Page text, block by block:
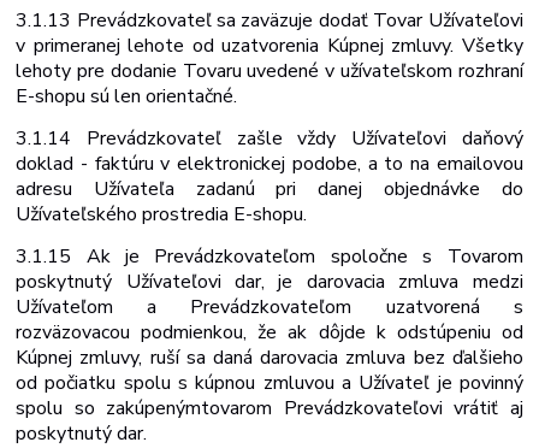
3.1.13 Prevádzkovateľ sa zaväzuje dodať Tovar Užívateľovi
v primeranej lehote od uzatvorenia Kúpnej zmluvy. Všetky
lehoty pre dodanie Tovaru uvedené v užívateľskom rozhraní
E-shopu sú len orientačné.
3.1.14 Prevádzkovateľ zašle vždy Užívateľovi daňový
doklad - faktúru v elektronickej podobe, a to na emailovou
adresu Užívateľa zadanú pri danej objednávke do
Užívateľského prostredia E-shopu.
3.1.15 Ak je Prevádzkovateľom spoločne s Tovarom
poskytnutý Užívateľovi dar, je darovacia zmluva medzi
Užívateľom a Prevádzkovateľom uzatvorená s
rozväzovacou podmienkou, že ak dôjde k odstúpeniu od
Kúpnej zmluvy, ruší sa daná darovacia zmluva bez ďalšieho
od počiatku spolu s kúpnou zmluvou a Užívateľ je povinný
spolu so zakúpenýmtovarom Prevádzkovateľovi vrátiť aj
poskytnutý dar.